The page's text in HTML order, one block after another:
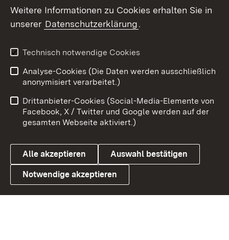
X / Twitter
Youtube
Link zum Landesportal
Impressum
Kontakt
Barrierefreiheit
Datenschutz
Cookies
Weitere Informationen zu Cookies erhalten Sie in
unserer Datenschutzerklärung.
Technisch notwendige Cookies
Analyse-Cookies (Die Daten werden ausschließlich
anonymisiert verarbeitet.)
Drittanbieter-Cookies (Social-Media-Elemente von
Facebook, X / Twitter und Google werden auf der
gesamten Webseite aktiviert.)
Alle akzeptieren Auswahl bestätigen
Notwendige akzeptieren